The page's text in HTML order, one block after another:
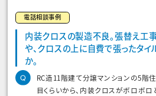
電話相談事例
内装クロスの製造不良。張替え工
や、クロスの上に自費で張ったタ
か。
RC造11階建て分譲マンションの5階
目くらいから、内装クロスがボロボ